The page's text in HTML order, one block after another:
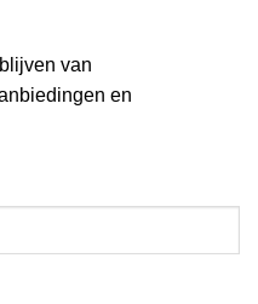
van
en